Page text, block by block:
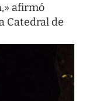
afirmó
Catedral de